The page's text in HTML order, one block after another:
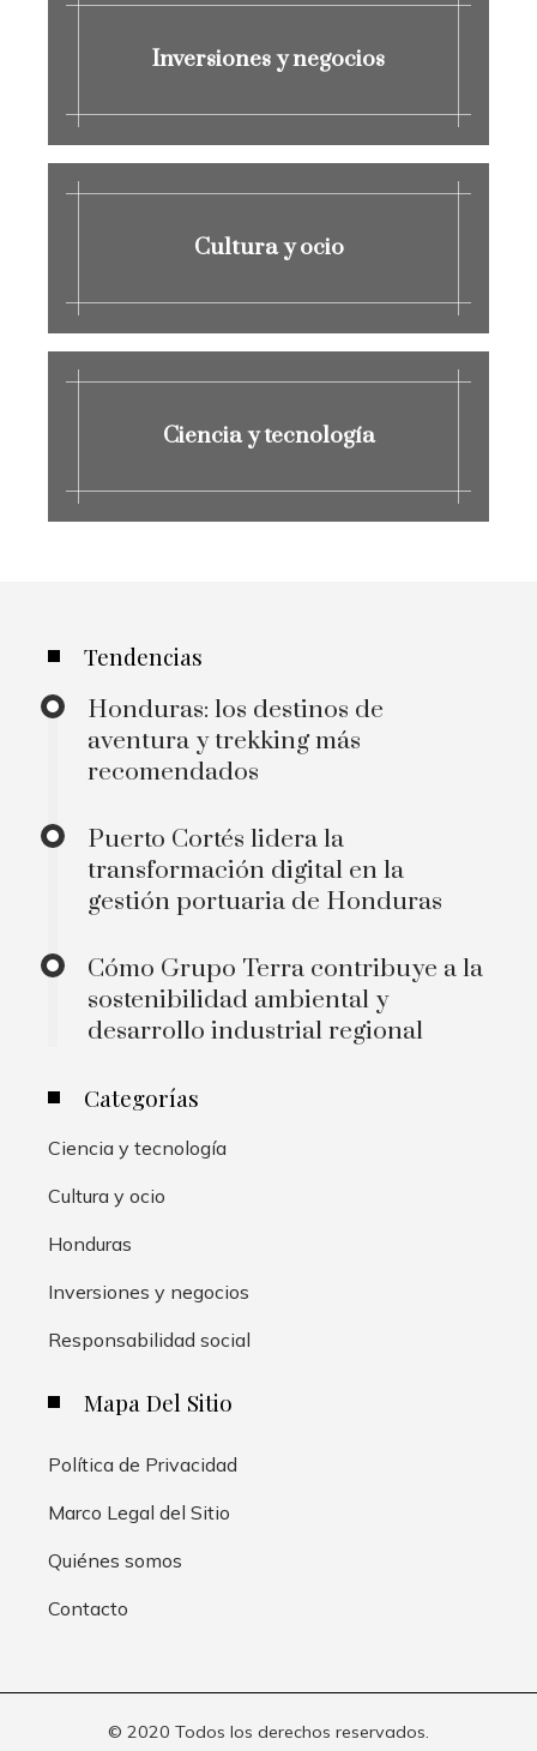
Inversiones y negocios
Cultura y ocio
Ciencia y tecnología
Tendencias
Honduras: los destinos de
aventura y trekking más
recomendados
Puerto Cortés lidera la
transformación digital en la
gestión portuaria de Honduras
Cómo Grupo Terra contribuye a la
sostenibilidad ambiental y
desarrollo industrial regional
Categorías
Ciencia y tecnología
Cultura y ocio
Honduras
Inversiones y negocios
Responsabilidad social
Mapa Del Sitio
Política de Privacidad
Marco Legal del Sitio
Quiénes somos
Contacto
© 2020 Todos los derechos reservados.